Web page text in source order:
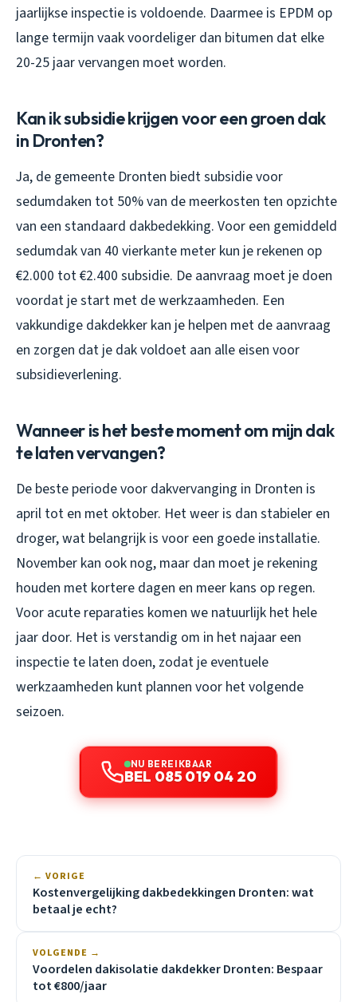
jaarlijkse inspectie is voldoende. Daarmee is EPDM op
lange termijn vaak voordeliger dan bitumen dat elke
20-25 jaar vervangen moet worden.
Kan ik subsidie krijgen voor een groen dak
in Dronten?
Ja, de gemeente Dronten biedt subsidie voor
sedumdaken tot 50% van de meerkosten ten opzichte
van een standaard dakbedekking. Voor een gemiddeld
sedumdak van 40 vierkante meter kun je rekenen op
€2.000 tot €2.400 subsidie. De aanvraag moet je doen
voordat je start met de werkzaamheden. Een
vakkundige dakdekker kan je helpen met de aanvraag
en zorgen dat je dak voldoet aan alle eisen voor
subsidieverlening.
Wanneer is het beste moment om mijn dak
te laten vervangen?
De beste periode voor dakvervanging in Dronten is
april tot en met oktober. Het weer is dan stabieler en
droger, wat belangrijk is voor een goede installatie.
November kan ook nog, maar dan moet je rekening
houden met kortere dagen en meer kans op regen.
Voor acute reparaties komen we natuurlijk het hele
jaar door. Het is verstandig om in het najaar een
inspectie te laten doen, zodat je eventuele
werkzaamheden kunt plannen voor het volgende
seizoen.
NU BEREIKBAAR
BEL 085 019 04 20
← VORIGE
Kostenvergelijking dakbedekkingen Dronten: wat
betaal je echt?
VOLGENDE →
Voordelen dakisolatie dakdekker Dronten: Bespaar
tot €800/jaar